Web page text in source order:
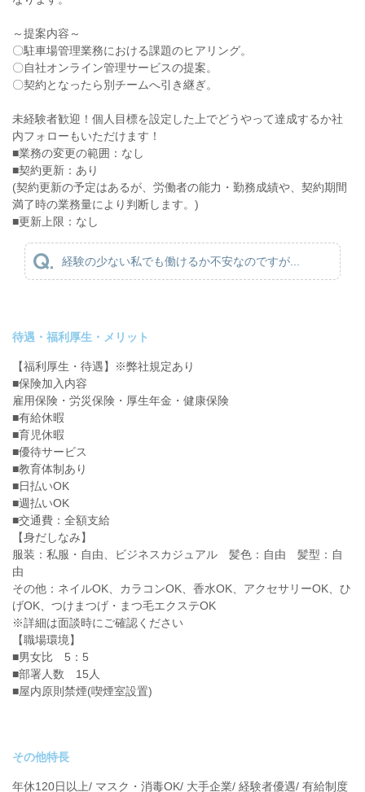
～提案内容～
〇駐車場管理業務における課題のヒアリング。
〇自社オンライン管理サービスの提案。
〇契約となったら別チームへ引き継ぎ。
未経験者歓迎！個人目標を設定した上でどうやって達成するか社
内フォローもいただけます！
■業務の変更の範囲：なし
■契約更新：あり
(契約更新の予定はあるが、労働者の能力・勤務成績や、契約期間
満了時の業務量により判断します。)
■更新上限：なし
経験の少ない私でも働けるか不安なのですが...
待遇・福利厚生・メリット
【福利厚生・待遇】※弊社規定あり
■保険加入内容
雇用保険・労災保険・厚生年金・健康保険
■有給休暇
■育児休暇
■優待サービス
■教育体制あり
■日払いOK
■週払いOK
■交通費：全額支給
【身だしなみ】
服装：私服・自由、ビジネスカジュアル 髪色：自由 髪型：自
由
その他：ネイルOK、カラコンOK、香水OK、アクセサリーOK、ひ
げOK、つけまつげ・まつ毛エクステOK
※詳細は面談時にご確認ください
【職場環境】
■男女比 5：5
■部署人数 15人
■屋内原則禁煙(喫煙室設置)
その他特長
年休120日以上/ マスク・消毒OK/ 大手企業/ 経験者優遇/ 有給制度